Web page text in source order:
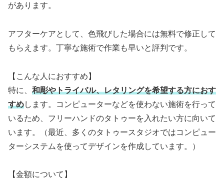
があります。
アフターケアとして、色飛びした場合には無料で修正して
もらえます。丁寧な施術で作業も早いと評判です。
【こんな人におすすめ】
特に、 和彫やトライバル、レタリングを希望する方におす
すめします。コンピューターなどを使わない施術を行って
いるため、フリーハンドのタトゥーを入れたい方に向いて
います。（最近、多くのタトゥースタジオではコンピュー
ターシステムを使ってデザインを作成しています。）
【金額について】